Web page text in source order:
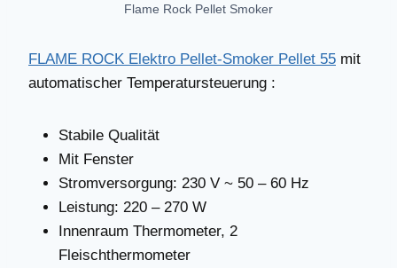
Flame Rock Pellet Smoker
FLAME ROCK Elektro Pellet-Smoker Pellet 55 mit
automatischer Temperatursteuerung :
Stabile Qualität
Mit Fenster
Stromversorgung: 230 V ~ 50 – 60 Hz
Leistung: 220 – 270 W
Innenraum Thermometer, 2
Fleischthermometer